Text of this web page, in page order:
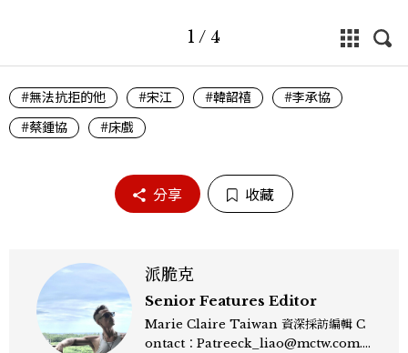
1 / 4
#無法抗拒的他 #宋江 #韓韶禧
#李承協
#蔡鍾協
#床戲
分享 收藏
派脆克
Senior Features Editor
Marie Claire Taiwan 資深採訪編輯 C
ontact：Patreeck_liao@mctw.com.t